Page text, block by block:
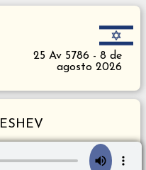
25 Av 5786 - 8 de
agosto 2026